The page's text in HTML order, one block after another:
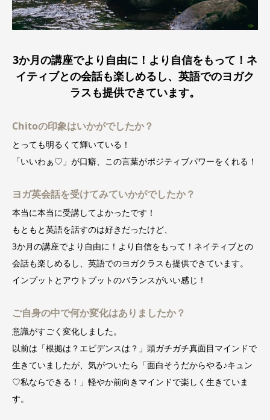
3か月の講座でより自由に！より自信をもって！ネ
イティブとの会話も楽しめるし、英語でのヨガク
ラスも提供できています。
Chitoの印象はいかがでしたか？
とっても明るくて輝いている！
「いいわぁ♡」が口癖、この言葉がポジティブパワーをくれる！
ヨガ英会話を受けてみていかがでしたか？
本当に本当に受講してよかったです！
もともと英語を話すのは好きだったけど、
3か月の講座でより自由に！より自信をもって！ネイティブとの
会話も楽しめるし、英語でのヨガクラスも提供できています。
インプットとアウトプットのバランスがいい感じ！
ご自身の中で何か変化はありましたか？
意識がすごく変化しました。
以前は「根拠は？エビデンスは？」頭ガチガチ真面目マインドで
生きていましたが、気がついたら「面白そうだからやる♪キュン
♡私ならできる！」軽やか前向きマインドで楽しく生きていま
す。